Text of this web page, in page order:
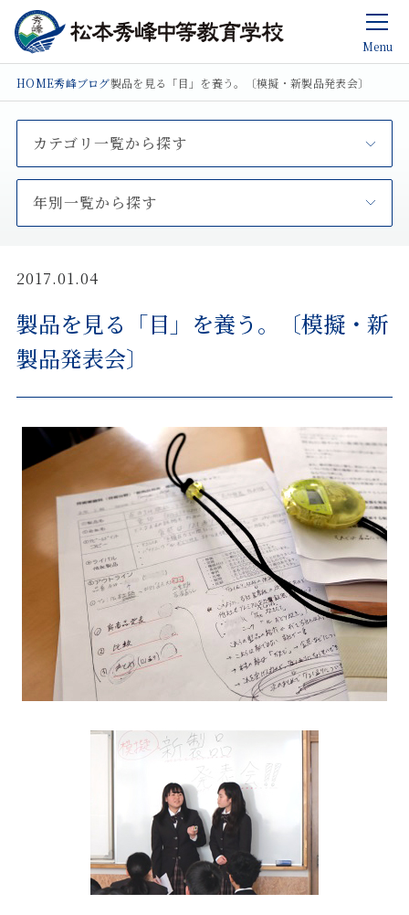
Menu
HOME秀峰ブログ製品を見る「目」を養う。〔模擬・新製品発表会〕
カテゴリ一覧から探す
年別一覧から探す
2017.01.04
製品を見る「目」を養う。〔模擬・新
製品発表会〕